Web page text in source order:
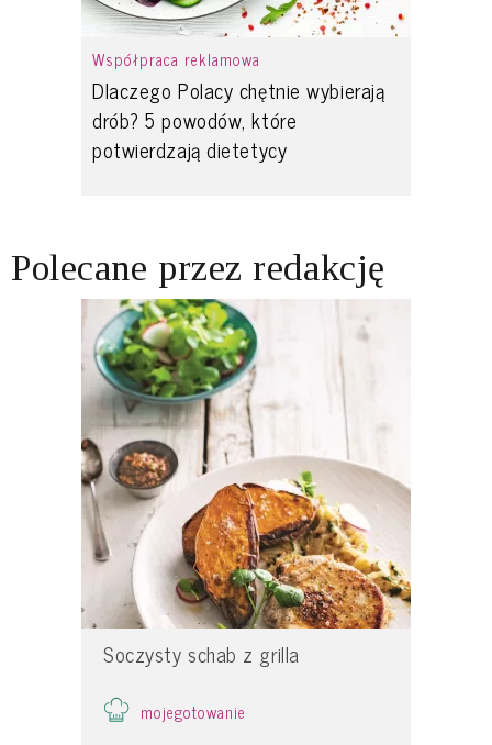
Współpraca reklamowa
Dlaczego Polacy chętnie wybierają
drób? 5 powodów, które
potwierdzają dietetycy
Polecane przez redakcję
Soczysty schab z grilla
mojegotowanie